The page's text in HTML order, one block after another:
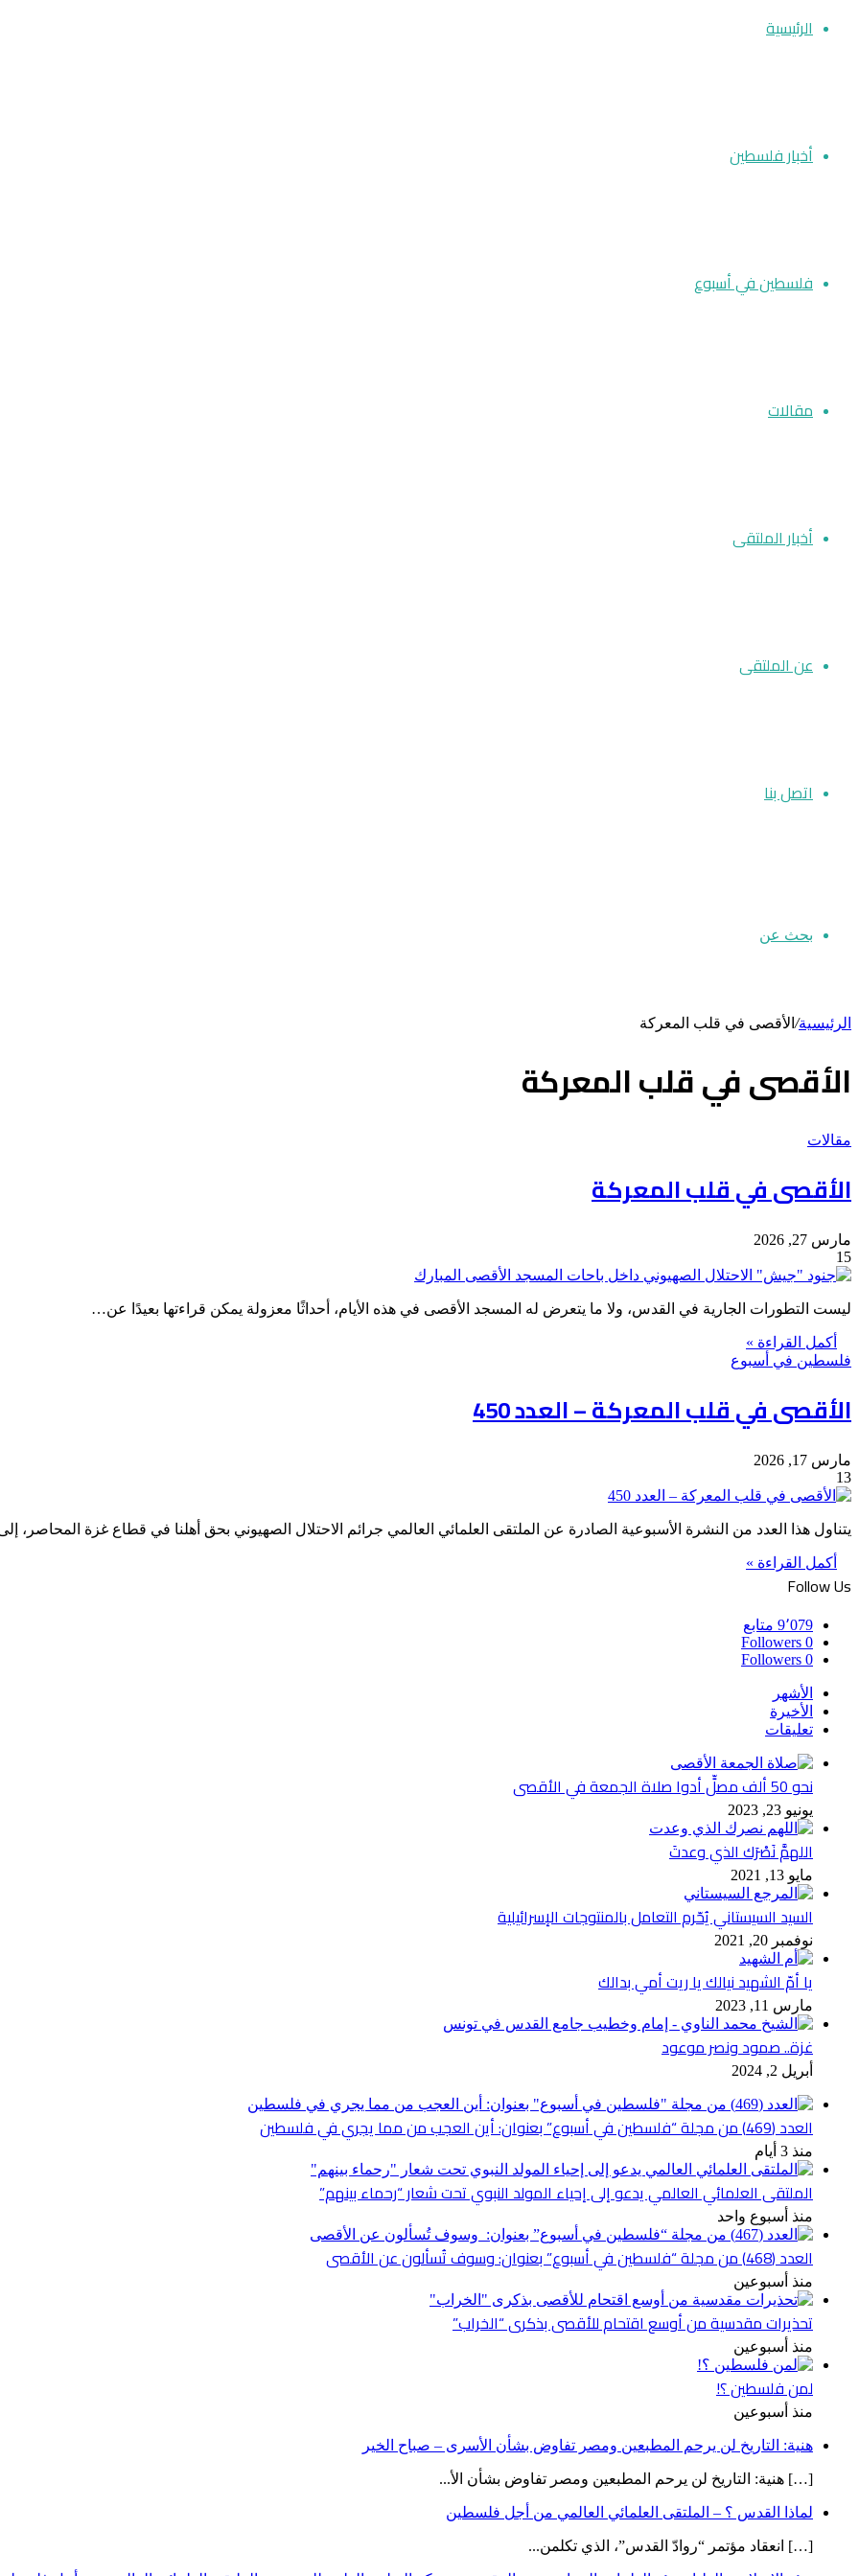
الرئيسية
أخبار فلسطين
فلسطين في أسبوع
مقالات
أخبار الملتقى
عن الملتقى
اتصل بنا
بحث عن
الرئيسية/ الأقصى في قلب المعركة
الأقصى في قلب المعركة
مقالات
الأقصى في قلب المعركة
مارس 27, 2026
15
ليست التطورات الجارية في القدس، ولا ما يتعرض له المسجد الأقصى في هذه الأيام، أحداثًا معزولة يمكن قراءتها بعيدًا عن…
أكمل القراءة »
فلسطين في أسبوع
الأقصى في قلب المعركة – العدد 450
مارس 17, 2026
13
يتناول هذا العدد من النشرة الأسبوعية الصادرة عن الملتقى العلمائي العالمي جرائم الاحتلال الصهيوني بحق أهلنا في قطاع غزة المحاصر،
أكمل القراءة »
Follow Us
9٬079 متابع
0
Followers
0
Followers
الأشهر
الأخيرة
تعليقات
نحو 50 ألف مصلٍّ أدوا صلاة الجمعة في الأقصى
يونيو 23, 2023
اللهمَّ نَصْرَك الذي وعدتَ
مايو 13, 2021
السيد السيستاني يُحّرم التعامل بالمنتوجات الإسرائيلية
نوفمبر 20, 2021
يا أمّ الشهيد نيالك يا ريت أمي بدالك
مارس 11, 2023
غزة.. صمود ونصر موعود
أبريل 2, 2024
العدد (469) من مجلة “فلسطين في أسبوع” بعنوان: أين العجب من مما يجري في فلسطين
منذ 3 أيام
الملتقى العلمائي العالمي يدعو إلى إحياء المولد النبوي تحت شعار “رحماء بينهم”
منذ أسبوع واحد
العدد (468) من مجلة “فلسطين في أسبوع” بعنوان: وسوف تُسألون عن الأقصى
منذ أسبوعين
تحذيرات مقدسية من أوسع اقتحام للأقصى بذكرى “الخراب”
منذ أسبوعين
لمن فلسطين ؟!
منذ أسبوعين
هنية: التاريخ لن يرحم المطبعين ومصر تفاوض بشأن الأسرى – صباح الخير
[…] هنية: التاريخ لن يرحم المطبعين ومصر تفاوض بشأن الأ...
لماذا القدس ؟ – الملتقى العلمائي العالمي من أجل فلسطين
[…] انعقاد مؤتمر “روادّ القدس”، الذي تكلمن...